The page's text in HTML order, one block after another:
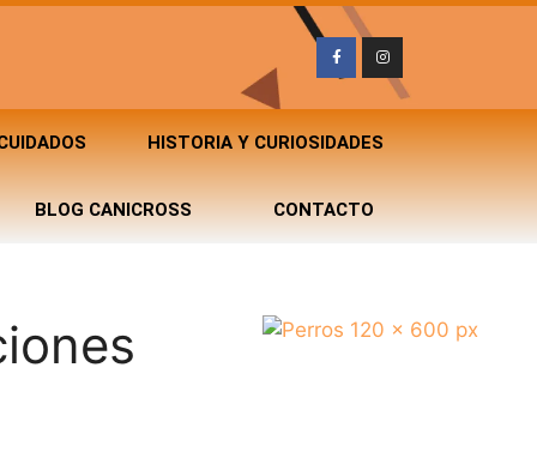
HISTORIA Y CURIOSIDADES
BLOG CANICROSS CONTACTO